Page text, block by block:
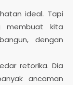
ideal. Tapi
membuat kita
dengan
retorika. Dia
ancaman